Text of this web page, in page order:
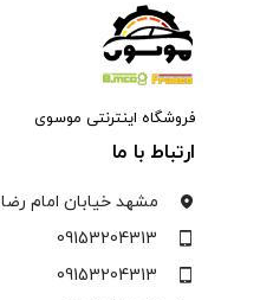
فروشگاه اینترنتی موسوی
ارتباط با ما
مشهد خیابان امام رضا
09153204313
09153204313